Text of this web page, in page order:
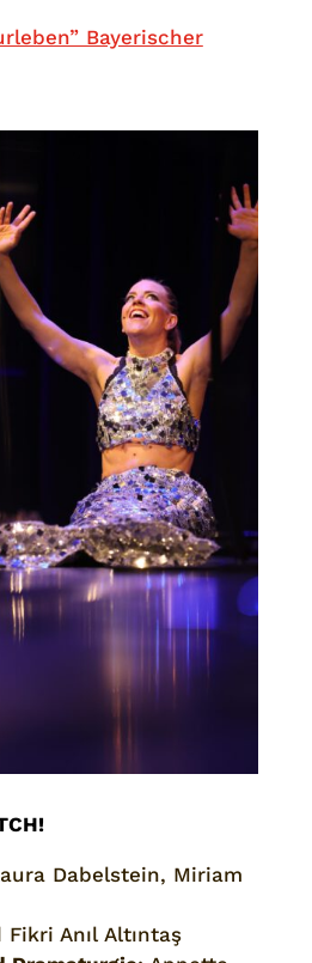
Bayerischer
Dabelstein, Miriam
Anıl Altıntaş